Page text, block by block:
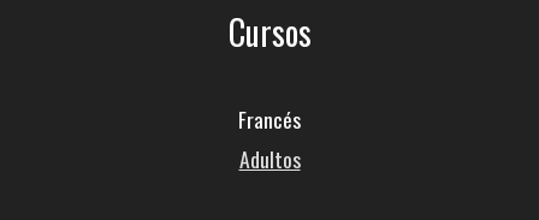
Cursos
Francés
Adultos